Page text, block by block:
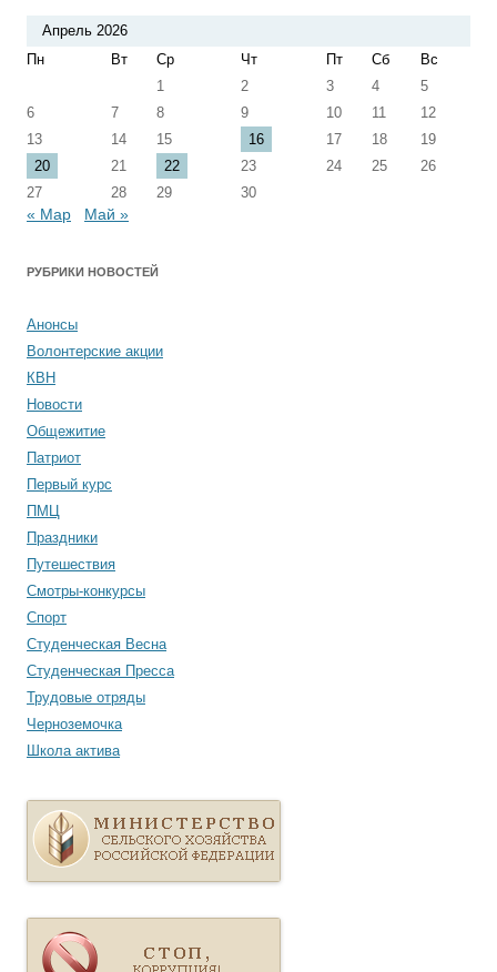
Апрель 2026
Пн
Вт Ср Чт Пт Сб
Вс
1
2 3 4
5
6
7 8 9 10 11
12
13
14 15 16 17 18
19
20
21 22 23 24 25
26
27
28 29 30
« Мар Май »
РУБРИКИ НОВОСТЕЙ
Анонсы
Волонтерские акции
КВН
Новости
Общежитие
Патриот
Первый курс
ПМЦ
Праздники
Путешествия
Смотры-конкурсы
Спорт
Студенческая Весна
Студенческая Пресса
Трудовые отряды
Черноземочка
Школа актива